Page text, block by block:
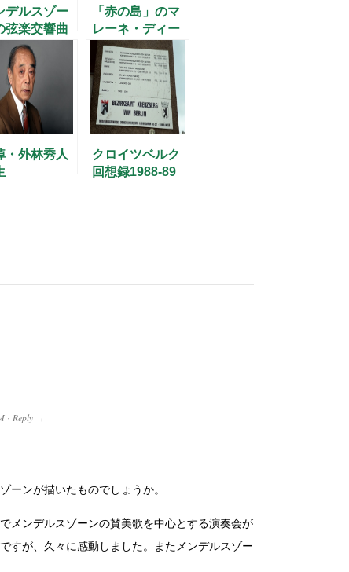
デルスゾー
弦楽交響曲
く
「赤の島」のマ
レーネ・ディー
トリッヒ
・外林秀人
クロイツベルク
回想録1988-89
· Reply →
ーンが描いたものでしょうか。
メンデルスゾーンの賛美歌を中心とする演奏会が
すが、久々に感動しました。またメンデルスゾー